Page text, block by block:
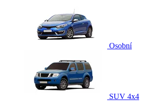
Osobní
SUV 4x4